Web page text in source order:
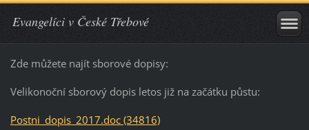
Evangelíci v České Třebové
Zde můžete najít sborové dopisy:
Velikonoční sborový dopis letos již na začátku půstu:
Postni_dopis_2017.doc (34816)